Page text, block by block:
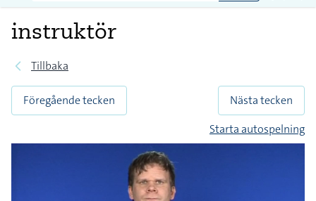
instruktör
Tillbaka
Föregående tecken
Nästa tecken
Starta autospelning